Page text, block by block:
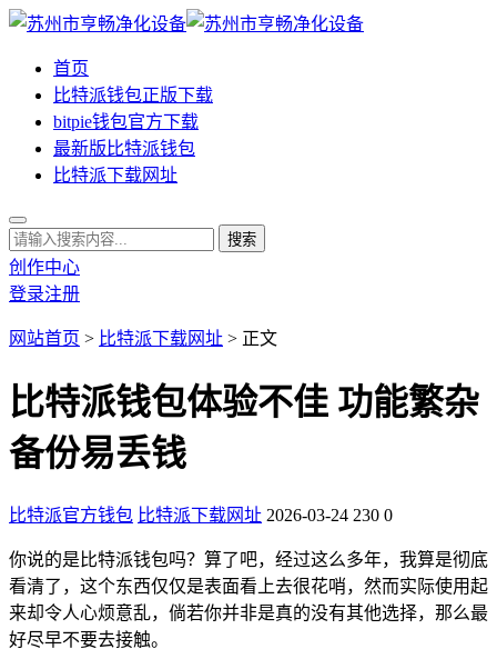
首页
比特派钱包正版下载
bitpie钱包官方下载
最新版比特派钱包
比特派下载网址
创作中心
登录注册
网站首页 > 比特派下载网址 > 正文
比特派钱包体验不佳 功能繁杂
备份易丢钱
比特派官方钱包 比特派下载网址 2026-03-24 230 0
你说的是比特派钱包吗？算了吧，经过这么多年，我算是彻底
看清了，这个东西仅仅是表面看上去很花哨，然而实际使用起
来却令人心烦意乱，倘若你并非是真的没有其他选择，那么最
好尽早不要去接触。